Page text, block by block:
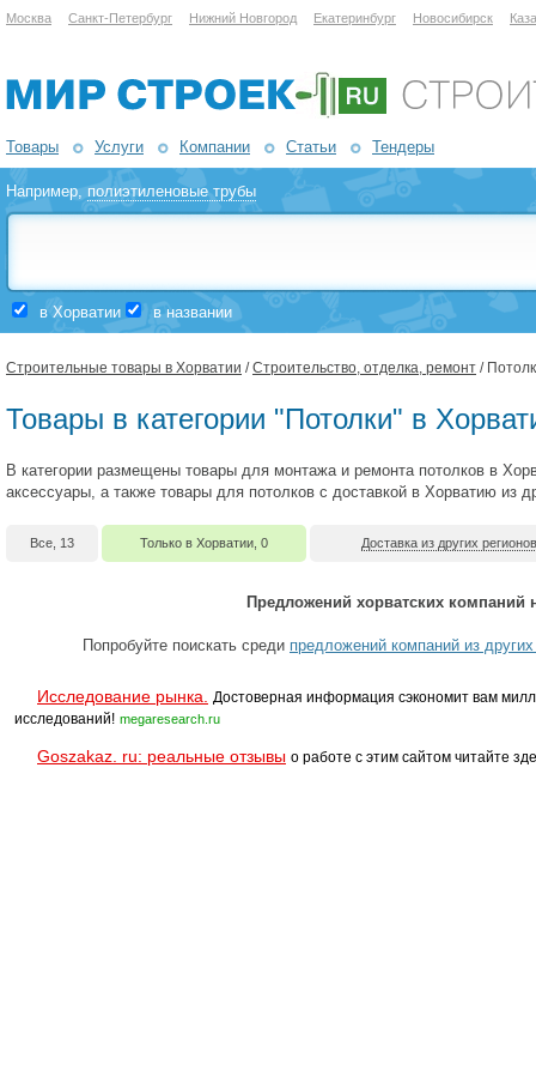
Москва Санкт-Петербург Нижний Новгород Екатеринбург Новосибирск
Товары Услуги Компании Статьи Тендеры
Например,полиэтиленовые трубы
в Хорватии в названии
Строительные товары в Хорватии /Строительство, отделка, ремонт /
Товары в категории "Потолки" в
В категории размещены товары для монтажа и ремонта потолков в
аксессуары, а также товары для потолков с доставкой в Хорватию из
Все, 13 Только в Хорватии, 0 Доставка из других
Предложений хорватских компаний
Попробуйте поискать среди предложений компаний из
Исследование рынка.
Достоверная информация сэкономит вам
исследований! megaresearch.ru
Goszakaz. ru: реальные отзывы о работе с этим сайтом читайте